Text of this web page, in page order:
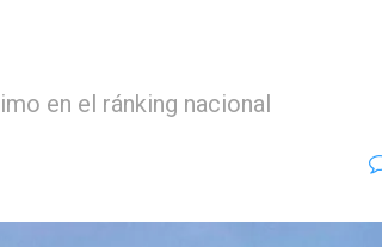
en el ránking nacional